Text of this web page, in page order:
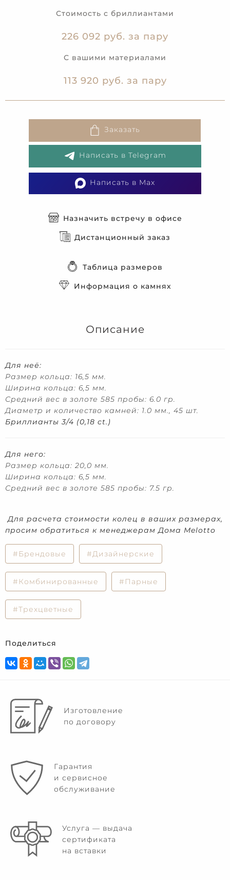
Стоимость с бриллиантами
226 092 руб. за пару
С вашими материалами
113 920 руб. за пару
Заказать
Написать в Telegram
Написать в Max
Назначить встречу в офисе
Дистанционный заказ
Таблица размеров
Информация о камнях
Описание
Для неё:
Размер кольца: 16,5 мм.
Ширина кольца: 6,5 мм.
Средний вес в золоте 585 пробы: 6.0 гр.
Диаметр и количество камней: 1.0 мм., 45 шт.
Бриллианты 3/4 (0,18 ct.)
Для него:
Размер кольца: 20,0 мм.
Ширина кольца: 6,5 мм.
Средний вес в золоте 585 пробы: 7.5 гр.
Для расчета стоимости колец в ваших размерах,
просим обратиться к менеджерам Дома Melotto
#Брендовые #Дизайнерские
#Комбинированные #Парные
#Трехцветные
Поделиться
Изготовление
по договору
Гарантия
и сервисное
обслуживание
Услуга — выдача
сертификата
на вставки